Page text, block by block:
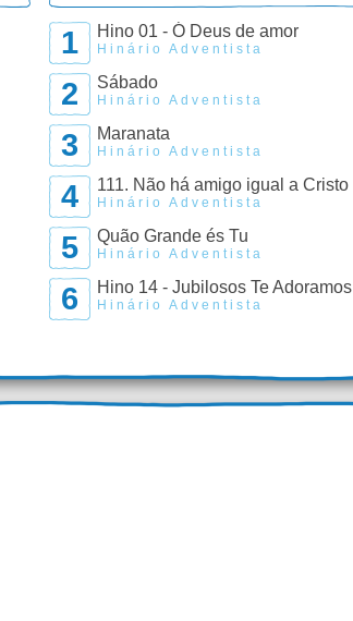
1 Hino 01 - Ó Deus de amor
Hinário Adventista
2 Sábado
Hinário Adventista
3 Maranata
Hinário Adventista
4 111. Não há amigo igual a Cristo
Hinário Adventista
5 Quão Grande és Tu
Hinário Adventista
6 Hino 14 - Jubilosos Te Adoramos
Hinário Adventista